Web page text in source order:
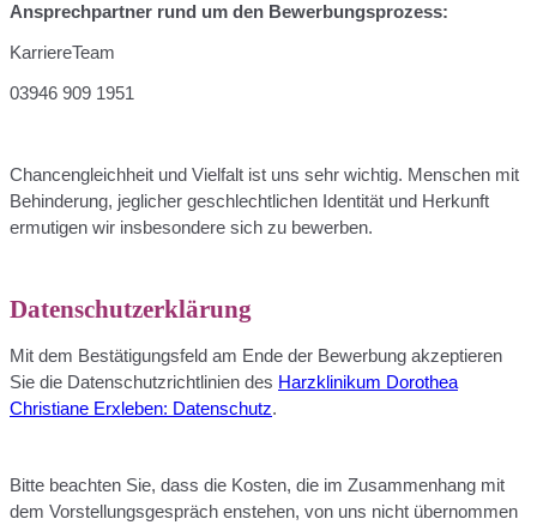
Ansprechpartner rund um den Bewerbungsprozess:
KarriereTeam
03946 909 1951
Chancengleichheit und Vielfalt ist uns sehr wichtig. Menschen mit
Behinderung, jeglicher geschlechtlichen Identität und Herkunft
ermutigen wir insbesondere sich zu bewerben.
Datenschutzerklärung
Mit dem Bestätigungsfeld am Ende der Bewerbung akzeptieren
Sie die Datenschutzrichtlinien des Harzklinikum Dorothea
Christiane Erxleben: Datenschutz.
Bitte beachten Sie, dass die Kosten, die im Zusammenhang mit
dem Vorstellungsgespräch enstehen, von uns nicht übernommen